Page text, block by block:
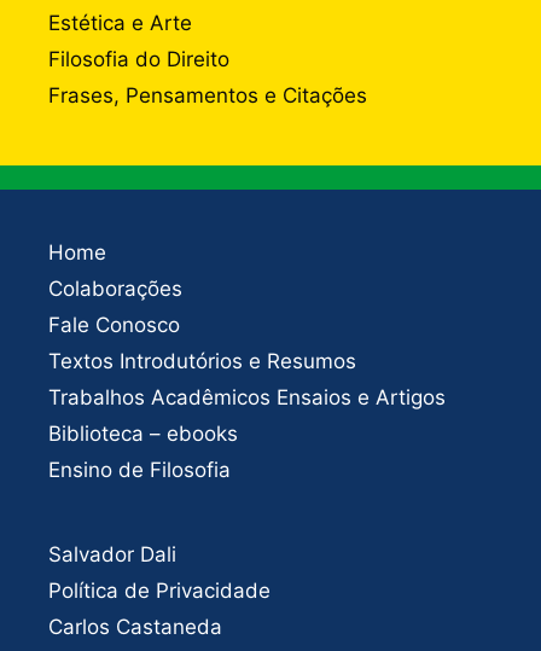
Estética e Arte
Filosofia do Direito
Frases, Pensamentos e Citações
Home
Colaborações
Fale Conosco
Textos Introdutórios e Resumos
Trabalhos Acadêmicos Ensaios e Artigos
Biblioteca – ebooks
Ensino de Filosofia
Salvador Dali
Política de Privacidade
Carlos Castaneda